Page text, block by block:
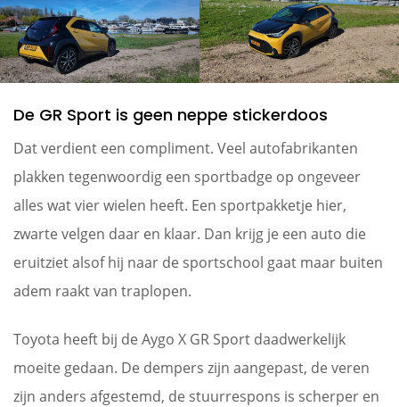
De GR Sport is geen neppe stickerdoos
Dat verdient een compliment. Veel autofabrikanten
plakken tegenwoordig een sportbadge op ongeveer
alles wat vier wielen heeft. Een sportpakketje hier,
zwarte velgen daar en klaar. Dan krijg je een auto die
eruitziet alsof hij naar de sportschool gaat maar buiten
adem raakt van traplopen.
Toyota heeft bij de Aygo X GR Sport daadwerkelijk
moeite gedaan. De dempers zijn aangepast, de veren
zijn anders afgestemd, de stuurrespons is scherper en